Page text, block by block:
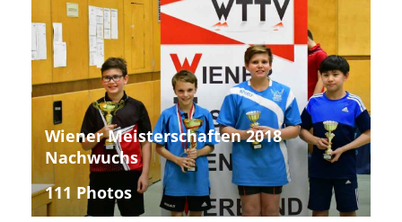
Wiener Meisterschaften 2018
Nachwuchs
111 Photos